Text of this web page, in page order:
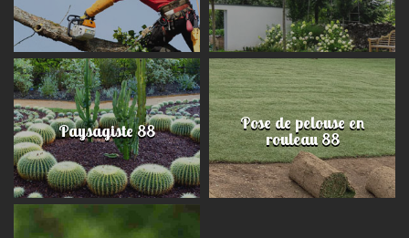
Paysagiste 88 Pose de pelouse en
rouleau 88